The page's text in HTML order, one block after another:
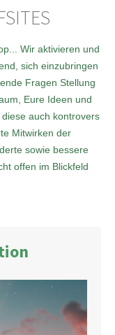
Wir aktivieren und
sich einzubringen
Fragen Stellung
Eure Ideen und
auch kontrovers
Mitwirken der
sowie bessere
offen im Blickfeld